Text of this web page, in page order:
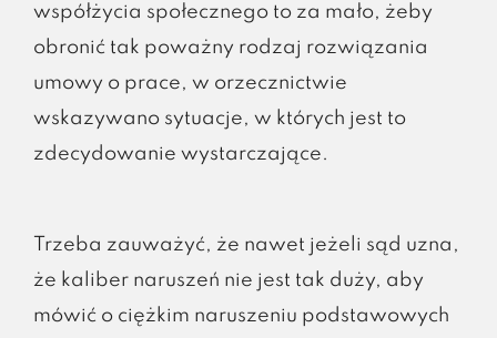
współżycia społecznego to za mało, żeby
obronić tak poważny rodzaj rozwiązania
umowy o prace, w orzecznictwie
wskazywano sytuacje, w których jest to
zdecydowanie wystarczające.
Trzeba zauważyć, że nawet jeżeli sąd uzna,
że kaliber naruszeń nie jest tak duży, aby
mówić o ciężkim naruszeniu podstawowych